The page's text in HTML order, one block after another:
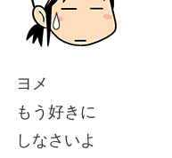
ヨメ
もう好きに
しなさいよ